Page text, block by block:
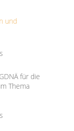
und
für die
Thema